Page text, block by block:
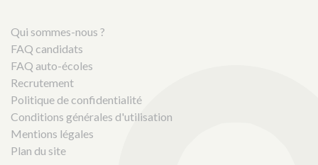
Qui sommes-nous ?
FAQ candidats
FAQ auto-écoles
Recrutement
Politique de confidentialité
Conditions générales d'utilisation
Mentions légales
Plan du site